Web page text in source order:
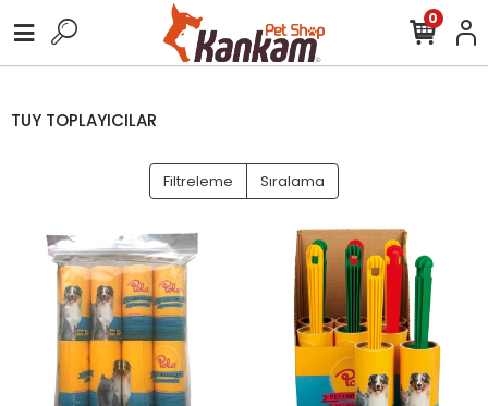
0
TUY TOPLAYICILAR
Filtreleme Sıralama